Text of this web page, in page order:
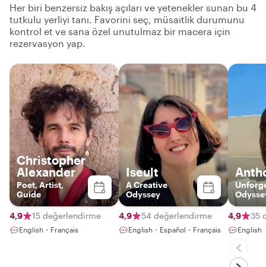
Her biri benzersiz bakış açıları ve yetenekler sunan bu 4
tutkulu yerliyi tanı. Favorini seç, müsaitlik durumunu
kontrol et ve sana özel unutulmaz bir macera için
rezervasyon yap.
Christopher
Alexander
Poet, Artist,
Guide
4,9 15 değerlendirme
English・Français
Iseult
A Creative
Odyssey
4,9 54 değerlendirme
English・Español・Français
third
4,9 35
English